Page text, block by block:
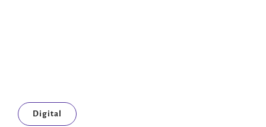
Digital